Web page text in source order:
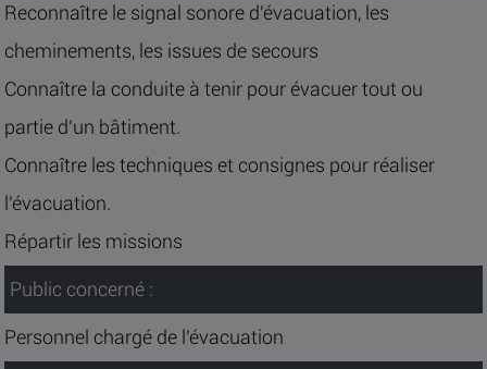
Reconnaître le signal sonore d'évacuation, les
cheminements, les issues de secours
Connaître la conduite à tenir pour évacuer tout ou
partie d'un bâtiment.
Connaître les techniques et consignes pour réaliser
l'évacuation.
Répartir les missions
Public concerné :
Personnel chargé de l’évacuation